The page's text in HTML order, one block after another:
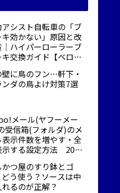
アシスト自転車の「ブ
キ効かない」原因と改
ハイパーローラーブ
キ交換ガイド【ベロス
壁に鳥のフン…軒下・
ンダの鳥よけ対策7選
メール(ヤフーメー
受信箱(フォルダ)のメ
表示件数を増やす・全
示する設定方法 2024
かつ屋のすり鉢とゴ
う使う？ソースは中
れるのが正解？